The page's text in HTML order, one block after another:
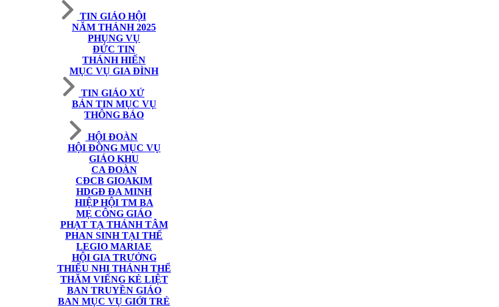
TIN GIÁO HỘI
NĂM THÁNH 2025
PHỤNG VỤ
ĐỨC TIN
THÁNH HIẾN
MỤC VỤ GIA ĐÌNH
TIN GIÁO XỨ
BẢN TIN MỤC VỤ
THÔNG BÁO
HỘI ĐOÀN
HỘI ĐỒNG MỤC VỤ
GIÁO KHU
CA ĐOÀN
CĐCB GIOAKIM
HDGĐ ĐA MINH
HIỆP HỘI TM BA
MẸ CÔNG GIÁO
PHẠT TẠ THÁNH TÂM
PHAN SINH TẠI THẾ
LEGIO MARIAE
HỘI GIA TRƯỞNG
THIẾU NHI THÁNH THỂ
THĂM VIẾNG KẺ LIỆT
BAN TRUYỀN GIÁO
BAN MỤC VỤ GIỚI TRẺ